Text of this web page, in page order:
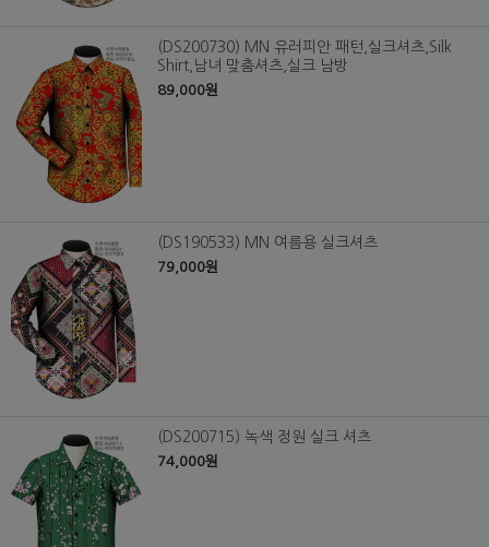
(DS200730) MN 유러피안 패턴,실크셔츠,Silk
Shirt,남녀 맞춤셔츠,실크 남방
89,000원
(DS190533) MN 여름용 실크셔츠
79,000원
(DS200715) 녹색 정원 실크 셔츠
74,000원